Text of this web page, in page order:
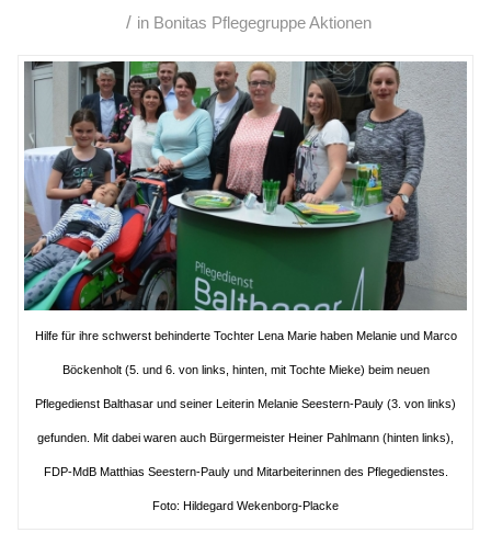
/ in Bonitas Pflegegruppe Aktionen
Hilfe für ihre schwerst behinderte Tochter Lena Marie haben Melanie und Marco
Böckenholt (5. und 6. von links, hinten, mit Tochte Mieke) beim neuen
Pflegedienst Balthasar und seiner Leiterin Melanie Seestern-Pauly (3. von links)
gefunden. Mit dabei waren auch Bürgermeister Heiner Pahlmann (hinten links),
FDP-MdB Matthias Seestern-Pauly und Mitarbeiterinnen des Pflegedienstes.
Foto: Hildegard Wekenborg-Placke